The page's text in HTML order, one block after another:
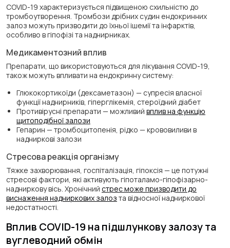
COVID-19 характеризується підвищеною схильністю до
тромбоутворення. Тромбози дрібних судин ендокринних
залоз можуть призводити до їхньої ішемії та інфарктів,
особливо в гіпофізі та наднирниках.
Медикаментозний вплив
Препарати, що використовуються для лікування COVID-19,
також можуть впливати на ендокринну систему:
Глюкокортикоїди (дексаметазон) — супресія власної
функції наднирників, гіперглікемія, стероїдний діабет
Противірусні препарати — можливий вплив на функцію
щитоподібної залози
Гепарин — тромбоцитопенія, рідко — крововиливи в
надниркові залози
Стресова реакція організму
Тяжке захворювання, госпіталізація, гіпоксія — це потужні
стресові фактори, які активують гіпоталамо-гіпофізарно-
надниркову вісь. Хронічний стрес може призводити до
виснаження надниркових залоз та відносної надниркової
недостатності.
Вплив COVID-19 на підшлункову залозу та
вуглеводний обмін